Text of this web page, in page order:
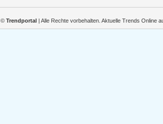
© Trendportal | Alle Rechte vorbehalten. Aktuelle Trends Online